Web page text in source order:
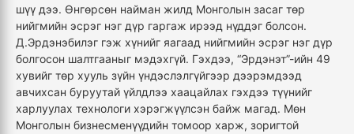
шүү дээ. Өнгөрсөн найман жилд Монголын засаг төр
нийгмийн эсрэг нэг дүр гаргаж ирээд нүддэг болсон.
Д.Эрдэнэбилэг гэж хүнийг яагаад нийгмийн эсрэг нэг дүр
болгосон шалтгааныг мэдэхгүй. Гэхдээ, “Эрдэнэт”-ийн 49
хувийг төр хууль зүйн үндэслэлгүйгээр дээрэмдээд
авчихсан буруутай үйлдлээ хаацайлах гэхдээ түүнийг
харлуулах технологи хэрэгжүүлсэн байж магад. Мөн
Монголын бизнесменүүдийн томоор харж, зоригтой